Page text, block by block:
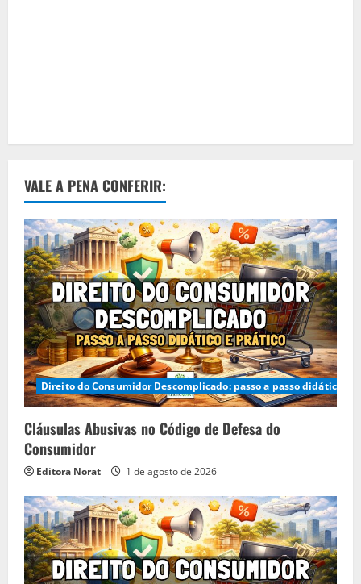
VALE A PENA CONFERIR:
Direito do Consumidor Descomplicado: passo a passo didático e
Cláusulas Abusivas no Código de Defesa do
Consumidor
Editora Norat 1 de agosto de 2026